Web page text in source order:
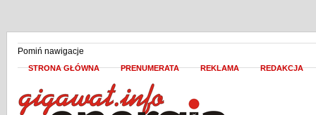
Pomiń nawigacje
STRONA GŁÓWNA PRENUMERATA REKLAMA REDAKCJA